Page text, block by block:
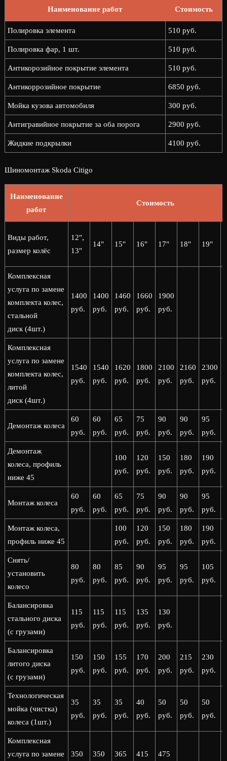
Наименование работ Стоимость
Полировка элемента 510 руб.
Полировка фар, 1 шт. 510 руб.
Антикорозийное покрытие элемента 510 руб.
Антикоррозийное покрытие 6850 руб.
Мойка кузова автомобиля 300 руб.
Антигравийное покрытие за оба порога 2900 руб.
Жидкие подкрылки 4100 руб.
Шиномонтаж Skoda Citigo
Наименование
работ
Стоимость
Виды работ,
размер колёс
12",
13"
14" 15" 16" 17" 18" 19"
Комплексная
услуга по замене
комплекта колес,
стальной
диск (4шт.)
1400
руб.
1400
руб.
1460
руб.
1660
руб.
1900
руб.
Комплексная
услуга по замене
комплекта колес,
литой
диск (4шт.)
1540
руб.
1540
руб.
1620
руб.
1800
руб.
2100
руб.
2160
руб.
2300
руб.
Демонтаж колеса
60
руб.
60
руб.
65
руб.
75
руб.
90
руб.
90
руб.
95
руб.
Демонтаж
колеса, профиль
ниже 45
100
руб.
120
руб.
150
руб.
180
руб.
190
руб.
Монтаж колеса
60
руб.
60
руб.
65
руб.
75
руб.
90
руб.
90
руб.
95
руб.
Монтаж колеса,
профиль ниже 45
100
руб.
120
руб.
150
руб.
180
руб.
190
руб.
Снять/
установить
колесо
80
руб.
80
руб.
85
руб.
90
руб.
95
руб.
95
руб.
105
руб.
Балансировка
стального диска
(с грузами)
115
руб.
115
руб.
115
руб.
135
руб.
130
руб.
Балансировка
литого диска
(с грузами)
150
руб.
150
руб.
155
руб.
170
руб.
200
руб.
215
руб.
230
руб.
Технологическая
мойка (чистка)
колеса (1шт.)
35
руб.
35
руб.
35
руб.
40
руб.
50
руб.
50
руб.
50
руб.
Комплексная
услуга по замене
350
350
365
415
475